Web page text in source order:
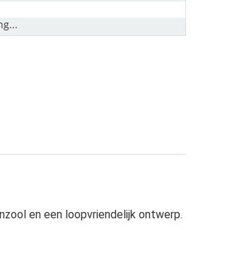
en een loopvriendelijk ontwerp.